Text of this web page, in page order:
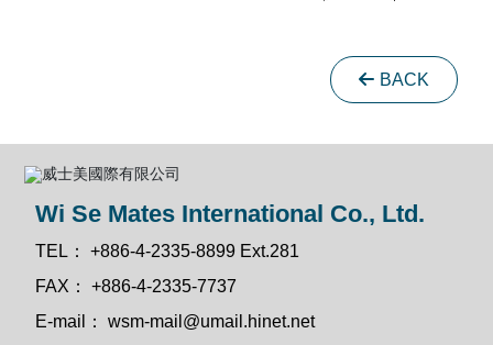
BACK
Wi Se Mates International Co., Ltd.
TEL：+886-4-2335-8899 Ext.281
FAX：+886-4-2335-7737
E-mail：wsm-mail@umail.hinet.net